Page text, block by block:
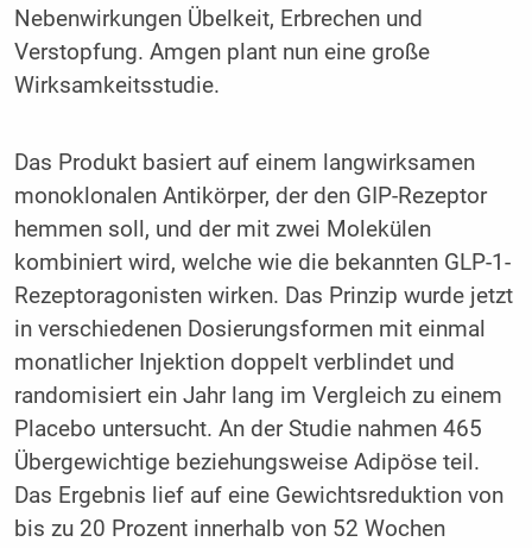
Nebenwirkungen Übelkeit, Erbrechen und
Verstopfung. Amgen plant nun eine große
Wirksamkeitsstudie.
Das Produkt basiert auf einem langwirksamen
monoklonalen Antikörper, der den GIP-Rezeptor
hemmen soll, und der mit zwei Molekülen
kombiniert wird, welche wie die bekannten GLP-1-
Rezeptoragonisten wirken. Das Prinzip wurde jetzt
in verschiedenen Dosierungsformen mit einmal
monatlicher Injektion doppelt verblindet und
randomisiert ein Jahr lang im Vergleich zu einem
Placebo untersucht. An der Studie nahmen 465
Übergewichtige beziehungsweise Adipöse teil.
Das Ergebnis lief auf eine Gewichtsreduktion von
bis zu 20 Prozent innerhalb von 52 Wochen